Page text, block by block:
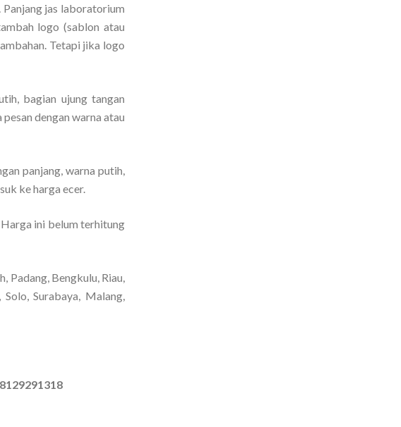
jas laboratorium
logo (sablon atau
Tetapi jika logo
bagian ujung tangan
dengan warna atau
panjang, warna putih,
ke harga ecer.
ini belum terhitung
Padang, Bengkulu, Riau,
Surabaya, Malang,